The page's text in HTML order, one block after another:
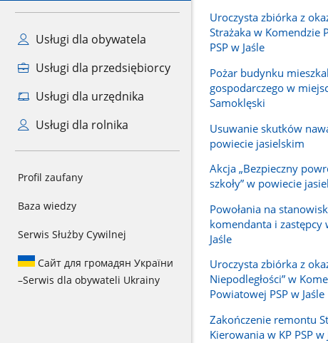
Usługi dla obywatela
Usługi dla przedsiębiorcy
Usługi dla urzędnika
Usługi dla rolnika
Profil zaufany
Baza wiedzy
Serwis Służby Cywilnej
Сайт для громадян України
–Serwis dla obywateli Ukrainy
Uroczysta zbiórka z
Strażaka w Komendzie
PSP w Jaśle
Pożar budynku
gospodarczego w
Samoklęski
Usuwanie skutków
powiecie jasielskim
Akcja „Bezpieczny
szkoły” w powiecie
Powołania na
komendanta i zastępcy
Jaśle
Uroczysta zbiórka z
Niepodległości” w
Powiatowej PSP w Jaśle
Zakończenie remontu
Kierowania w KP PSP w